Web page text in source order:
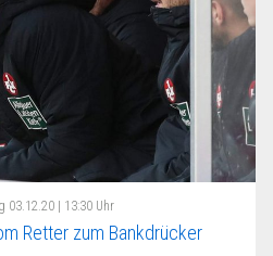
03.12.20 | 13:30 Uhr
Retter zum Bankdrücker